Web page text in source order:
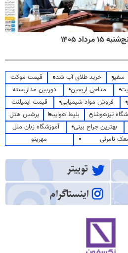
۱۴۰۵
سفیر خرید طلای آب شده
قیمت موکت
مداحی اربعین
دوربین مداربسته
فروش مواد شیمیایی
قیمت ایمپلنت
تیزهوشان بلیط هواپیما
پرشین هتل
بهترین جراح بینی
آموزشگاه زبان ملل
نامرئی
مهرینو